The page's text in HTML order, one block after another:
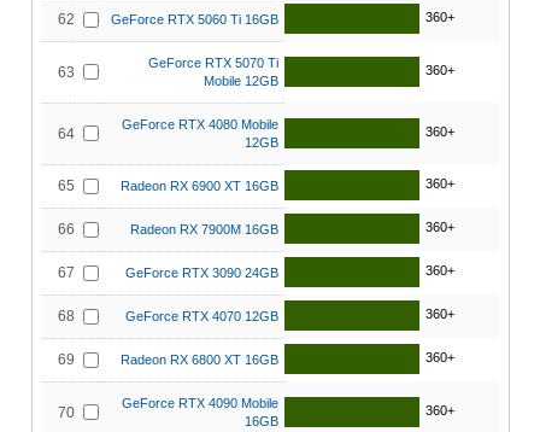
62 GeForce RTX 5060 Ti 16GB 360+
63
GeForce RTX 5070 Ti
Mobile 12GB
360+
64
GeForce RTX 4080 Mobile
12GB
360+
65 Radeon RX 6900 XT 16GB 360+
66 Radeon RX 7900M 16GB 360+
67 GeForce RTX 3090 24GB 360+
68 GeForce RTX 4070 12GB 360+
69 Radeon RX 6800 XT 16GB 360+
70
GeForce RTX 4090 Mobile
16GB
360+